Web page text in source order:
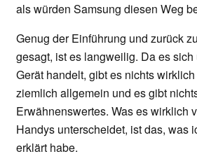
als würden Samsung diesen Weg
Genug der Einführung und zurück
gesagt, ist es langweilig. Da es
Gerät handelt, gibt es nichts
ziemlich allgemein und es gibt
Erwähnenswertes. Was es wirklich
Handys unterscheidet, ist das, was
erklärt habe.